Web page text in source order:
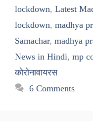
lockdown, Latest
lockdown, madhya
Samachar, madhya
News in Hindi, mp
कोरोनावायरस
6 Comments